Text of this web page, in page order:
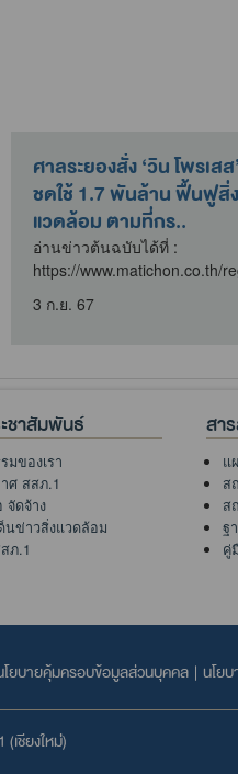
ศาลระยองสั่ง ‘วิน โพรเสส’
ชดใช้ 1.7 พันล้าน ฟื้นฟูสิ่ง
แวดล้อม ตามที่กร..
อ่านข่าวต้นฉบับได้ที่ :
https://www.matichon.co.th/
3 ก.ย. 67
ชาสัมพันธ์
มของเรา
ศ สสภ.1
จัดจ้าง
นข่าวสิ่งแวดล้อม
ภ.1
สา
แ
ส
ส
ฐ
คู่
โยบายคุ้มครอบข้อมูลส่วนบุคคล | นโย
ชียงใหม่่)